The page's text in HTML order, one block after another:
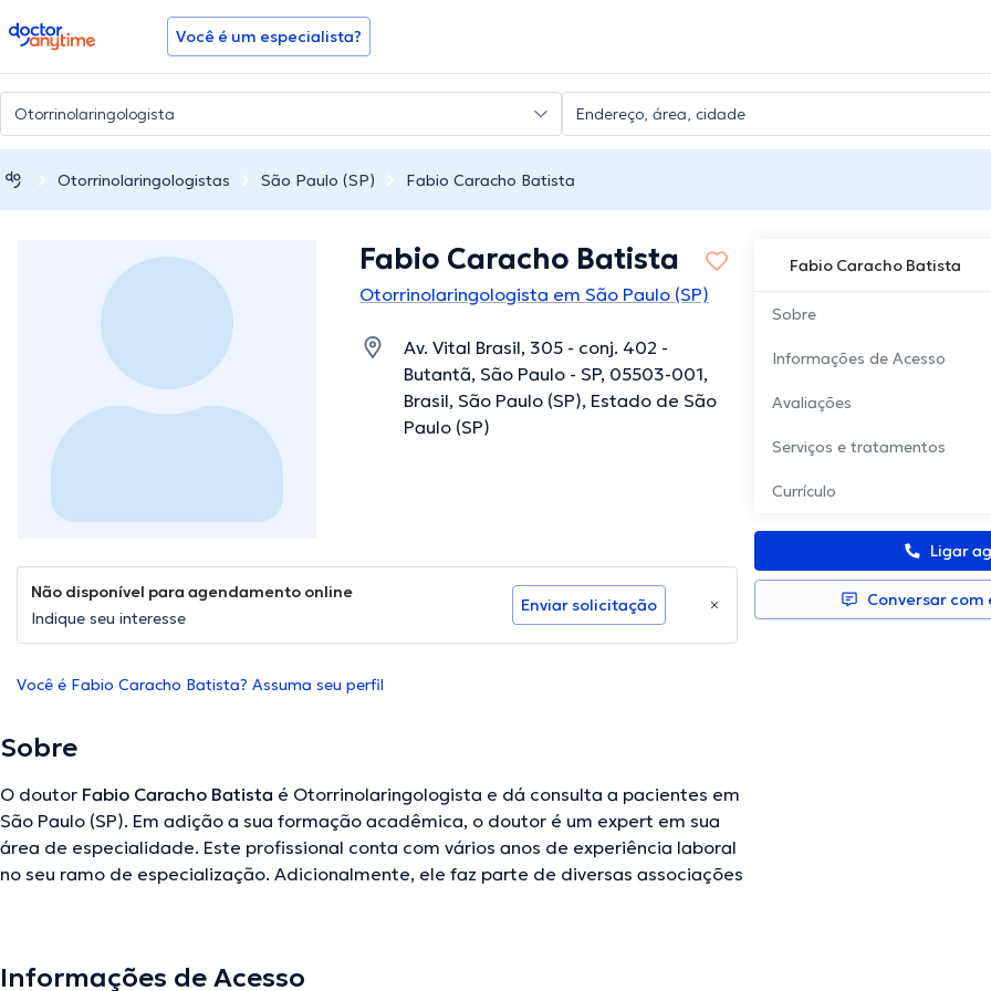
doctoranytime Você é um especialista?
Otorrinolaringologistas São Paulo (SP) Fabio Caracho Batista
Fabio Caracho Batista
Sobre
Informações de Acesso
Avaliações
Serviços e tratamentos
Currículo
Ligar
Conversar com
Fabio Caracho Batista
Otorrinolaringologista em São Paulo (SP)
Av. Vital Brasil, 305 - conj. 402 -
Butantã, São Paulo - SP, 05503-001,
Brasil, São Paulo (SP), Estado de São
Paulo (SP)
Não disponível para agendamento online
Indique seu interesse
Enviar solicitação
Você é Fabio Caracho Batista? Assuma seu perfil
Sobre
O doutor Fabio Caracho Batista é Otorrinolaringologista e dá consulta a pacientes em
São Paulo (SP). Em adição a sua formação acadêmica, o doutor é um expert em sua
área de especialidade. Este profissional conta com vários anos de experiência laboral
no seu ramo de especialização. Adicionalmente, ele faz parte de diversas associações
Informações de Acesso